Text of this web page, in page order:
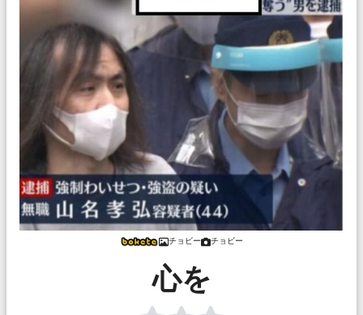
チョビー チョビー
心を